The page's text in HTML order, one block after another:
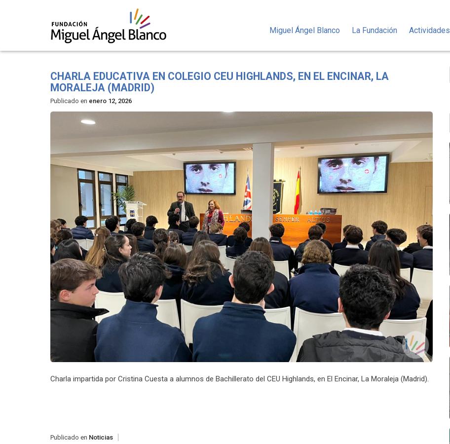
Miguel Ángel Blanco La Fundación Actividades
CHARLA EDUCATIVA EN COLEGIO CEU HIGHLANDS, EN EL ENCINAR, LA
MORALEJA (MADRID)
Publicado en enero 12, 2026
Charla impartida por Cristina Cuesta a alumnos de Bachillerato del CEU Highlands, en El Encinar, La Moraleja (Madrid).
Publicado en Noticias